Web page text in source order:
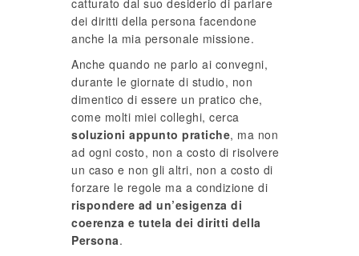
dei diritti della persona facendone
anche la mia personale missione.
Anche quando ne parlo ai convegni,
durante le giornate di studio, non
dimentico di essere un pratico che,
come molti miei colleghi, cerca
soluzioni appunto pratiche, ma non
ad ogni costo, non a costo di risolvere
un caso e non gli altri, non a costo di
forzare le regole ma a condizione di
rispondere ad un’esigenza di
coerenza e tutela dei diritti della
Persona.